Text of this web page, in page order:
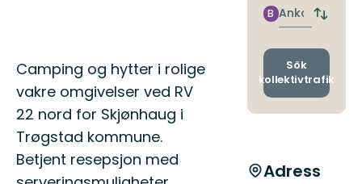
Beskrivning
Camping og hytter i rolige
vakre omgivelser ved RV
22 nord for Skjønhaug i
Trøgstad kommune.
Betjent resepsjon med
Ankomst
B
Byt
och
Sök
kollektivtrafik
Adress